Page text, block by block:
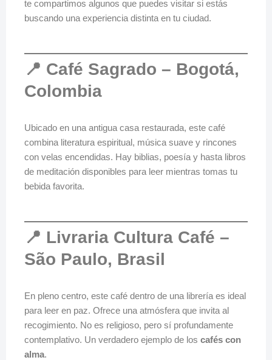
te compartimos algunos que puedes visitar si estás
buscando una experiencia distinta en tu ciudad.
📍 Café Sagrado – Bogotá,
Colombia
Ubicado en una antigua casa restaurada, este café
combina literatura espiritual, música suave y rincones
con velas encendidas. Hay biblias, poesía y hasta libros
de meditación disponibles para leer mientras tomas tu
bebida favorita.
📍 Livraria Cultura Café –
São Paulo, Brasil
En pleno centro, este café dentro de una librería es ideal
para leer en paz. Ofrece una atmósfera que invita al
recogimiento. No es religioso, pero sí profundamente
contemplativo. Un verdadero ejemplo de los cafés con
alma.